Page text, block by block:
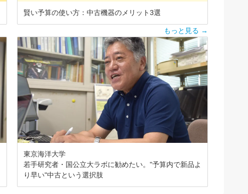
賢い予算の使い方：中古機器のメリット3選
もっと見る →
東京海洋大学
若手研究者・国公立大ラボに勧めたい。"予算内で新品よ
り早い"中古という選択肢